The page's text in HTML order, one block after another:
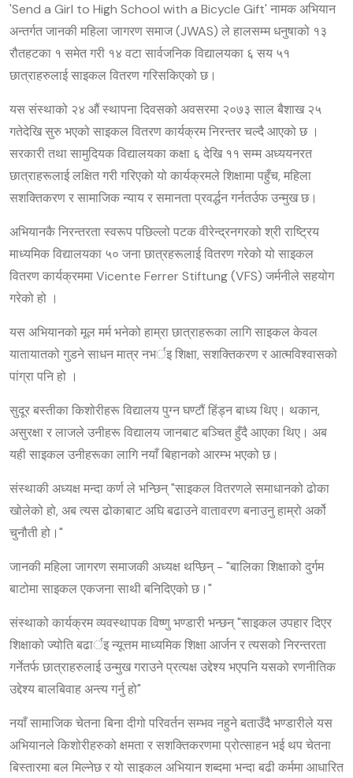
'Send a Girl to High School with a Bicycle Gift' नामक अभियान
अन्तर्गत जानकी महिला जागरण समाज (JWAS) ले हालसम्म धनुषाको १३
रौतहटका १ समेत गरी १४ वटा सार्वजनिक विद्यालयका ६ सय ५१
छात्राहरुलाई साइकल वितरण गरिसकिएको छ।
यस संस्थाको २४ औं स्थापना दिवसको अवसरमा २०७३ साल बैशाख २५
गतेदेखि सुरु भएको साइकल वितरण कार्यक्रम निरन्तर चल्दै आएको छ ।
सरकारी तथा सामुदियक विद्यालयका कक्षा ६ देखि ११ सम्म अध्ययनरत
छात्राहरूलाई लक्षित गरी गरिएको यो कार्यक्रमले शिक्षामा पहुँच, महिला
सशक्तिकरण र सामाजिक न्याय र समानता प्रवर्द्धन गर्नतर्उफ उन्मुख छ।
अभियानकै निरन्तरता स्वरूप पछिल्लो पटक वीरेन्द्रनगरको श्री राष्ट्रिय
माध्यमिक विद्यालयका ५० जना छात्रहरूलाई वितरण गरेको यो साइकल
वितरण कार्यक्रममा Vicente Ferrer Stiftung (VFS) जर्मनीले सहयोग
गरेको हो ।
यस अभियानको मूल मर्म भनेको हाम्रा छात्राहरूका लागि साइकल केवल
यातायातको गुडने साधन मात्र नभर्इ शिक्षा, सशक्तिकरण र आत्मविश्वासको
पांग्रा पनि हो ।
सुदूर बस्तीका किशोरीहरू विद्यालय पुग्न घण्टौं हिंड्न बाध्य थिए। थकान,
असुरक्षा र लाजले उनीहरू विद्यालय जानबाट बञ्चित हुँदै आएका थिए। अब
यही साइकल उनीहरूका लागि नयाँ बिहानको आरम्भ भएको छ।
संस्थाकी अध्यक्ष मन्दा कर्ण ले भन्छिन् "साइकल वितरणले समाधानको ढोका
खोलेको हो, अब त्यस ढोकाबाट अघि बढाउने वातावरण बनाउनु हाम्रो अर्को
चुनौती हो।"
जानकी महिला जागरण समाजकी अध्यक्ष थप्छिन् - "बालिका शिक्षाको दुर्गम
बाटोमा साइकल एकजना साथी बनिदिएको छ।"
संस्थाको कार्यक्रम व्यवस्थापक विष्णु भण्डारी भन्छन् "साइकल उपहार दिएर
शिक्षाको ज्योति बढार्इ न्यूत्तम माध्यमिक शिक्षा आर्जन र त्यसको निरन्तरता
गर्नेतर्फ छात्राहरुलाई उन्मुख गराउने प्रत्यक्ष उद्देश्य भएपनि यसको रणनीतिक
उद्देश्य बालबिवाह अन्त्य गर्नु हो"
नयाँ सामाजिक चेतना बिना दीगो परिवर्तन सम्भव नहुने बताउँदै भण्डारीले यस
अभियानले किशोरीहरुको क्षमता र सशक्तिकरणमा प्रोत्साहन भई थप चेतना
बिस्तारमा बल मिल्नेछ र यो साइकल अभियान शब्दमा भन्दा बढी कर्ममा आधारित